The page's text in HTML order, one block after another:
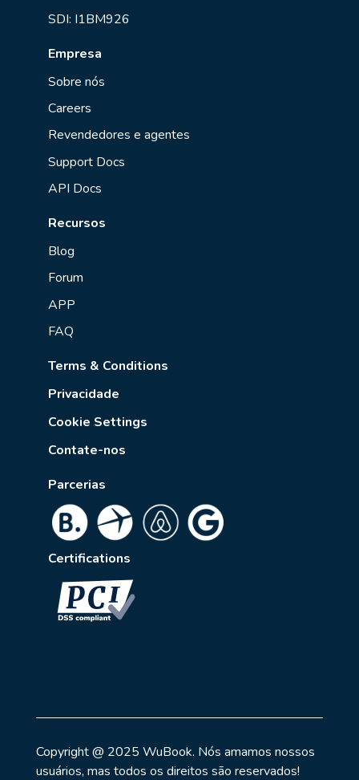
SDI: I1BM926
Empresa
Sobre nós
Careers
Revendedores e agentes
Support Docs
API Docs
Recursos
Blog
Forum
APP
FAQ
Terms & Conditions
Privacidade
Cookie Settings
Contate-nos
Parcerias
Certifications
Copyright @ 2025 WuBook. Nós amamos nossos
usuários, mas todos os direitos são reservados!